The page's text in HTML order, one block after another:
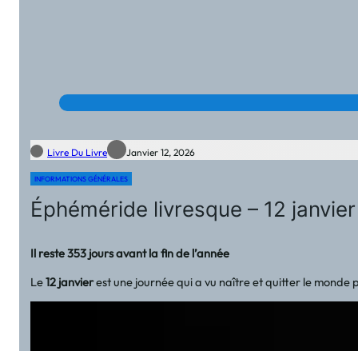
Livre Du Livre Janvier 12, 2026
INFORMATIONS GÉNÉRALES
Éphéméride livresque – 12
Il reste 353 jours avant la fin de l’année
Le12 janvierest une journée qui a vu naître et quitter le monde